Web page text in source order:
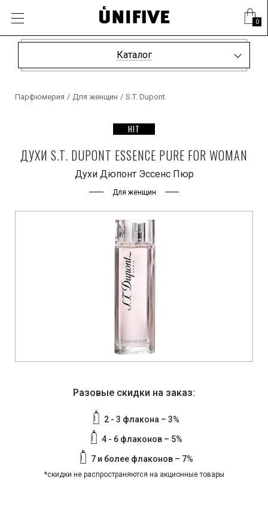
0
Каталог
Парфюмерия / Для женщин / S.T. Dupont
HIT
ДУХИ S.T. DUPONT ESSENCE PURE FOR WOMAN
Духи Дюпонт Эссенс Пюр
Для женщин
Разовые скидки на заказ:
2 - 3 флакона – 3%
4 - 6 флаконов – 5%
7 и более флаконов – 7%
*скидки не распространяются на акционные товары